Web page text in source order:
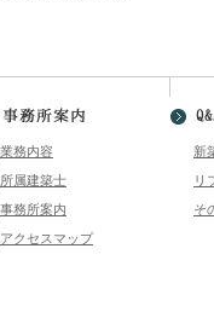
業務内容
所属建築士
事務所案内
アクセスマップ
新
リ
そ